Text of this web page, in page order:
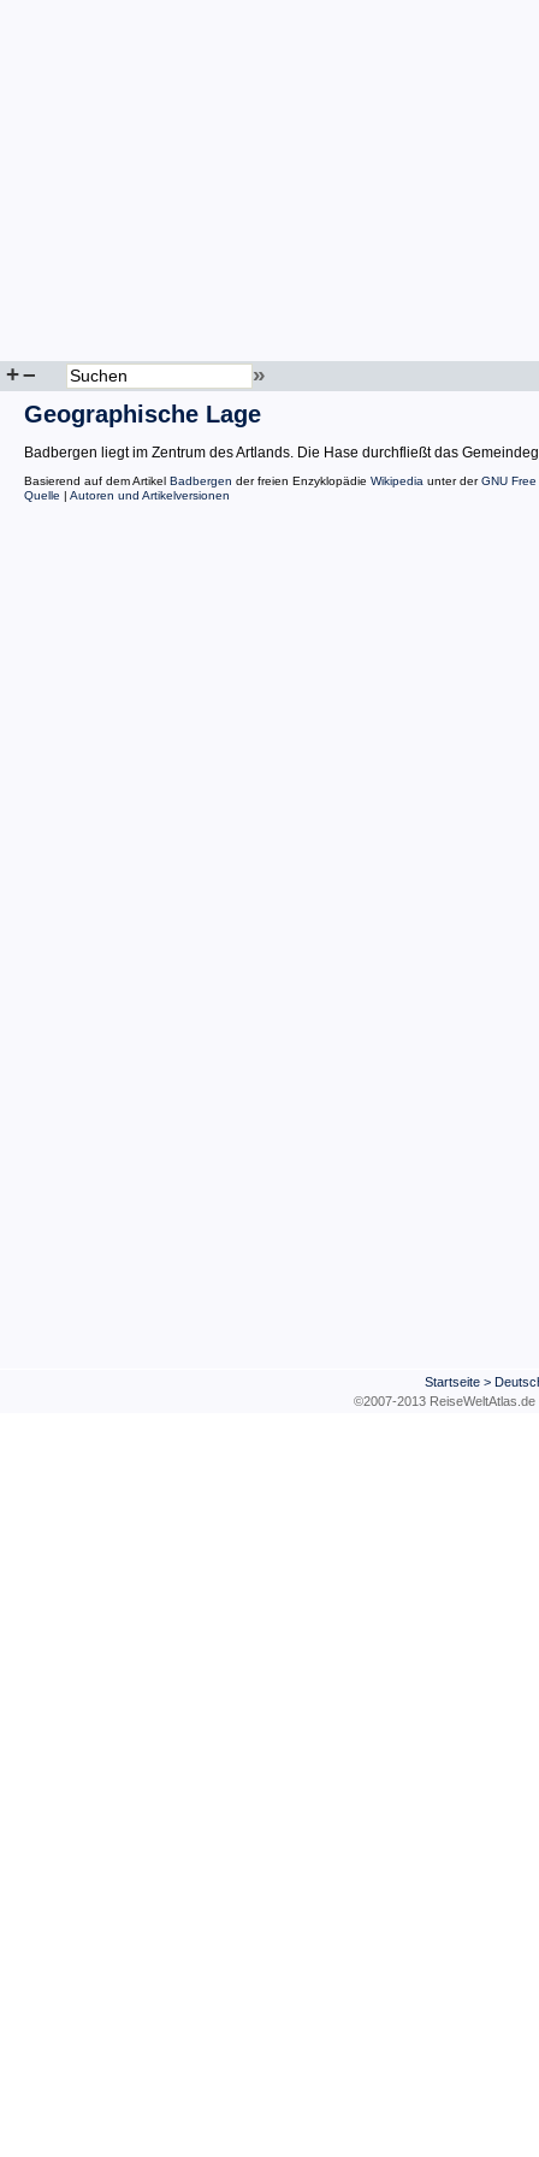
+– »
Geographische Lage
Badbergen liegt im Zentrum des Artlands. Die Hase durchfließt das
Basierend auf dem Artikel Badbergen der freien Enzyklopädie Wikipedia unter derGNU
Quelle | Autoren und Artikelversionen
Startseite>
©2007-2013